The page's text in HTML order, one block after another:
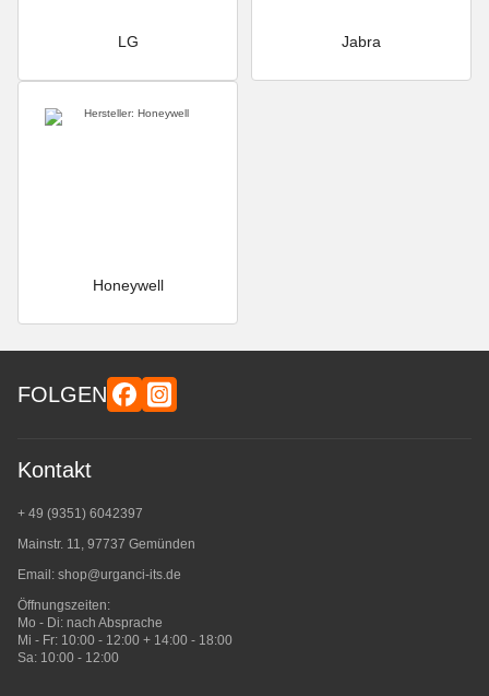
LG Jabra
Honeywell
FOLGEN
Kontakt
+ 49 (9351) 6042397
Mainstr. 11, 97737 Gemünden
Email: shop@urganci-its.de
Öffnungszeiten:
Mo - Di: nach Absprache
Mi - Fr: 10:00 - 12:00 + 14:00 - 18:00
Sa: 10:00 - 12:00